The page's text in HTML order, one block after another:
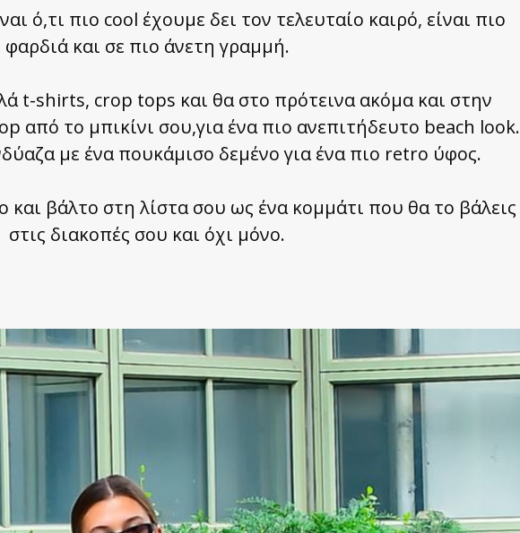
ό,τι πιο cool έχουμε δει τον τελευταίο καιρό, είναι πιο
φαρδιά και σε πιο άνετη γραμμή.
t-shirts, crop tops και θα στο πρότεινα ακόμα και στην
από το μπικίνι σου,για ένα πιο ανεπιτήδευτο beach look.
με ένα πουκάμισο δεμένο για ένα πιο retro ύφος.
και βάλτο στη λίστα σου ως ένα κομμάτι που θα το βάλεις
στις διακοπές σου και όχι μόνο.